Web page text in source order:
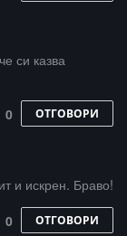
си казва
0 ОТГОВОРИ
и искрен. Браво!
0 ОТГОВОРИ